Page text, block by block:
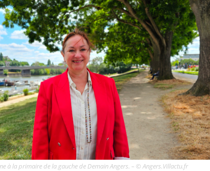
à la primaire de la gauche de Demain Angers. – © Angers.Villactu.fr